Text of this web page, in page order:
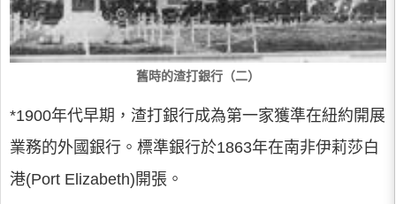
舊時的渣打銀行（二）
*1900年代早期，渣打銀行成為第一家獲準在紐約開展
業務的外國銀行。標準銀行於1863年在南非伊莉莎白
港(Port Elizabeth)開張。